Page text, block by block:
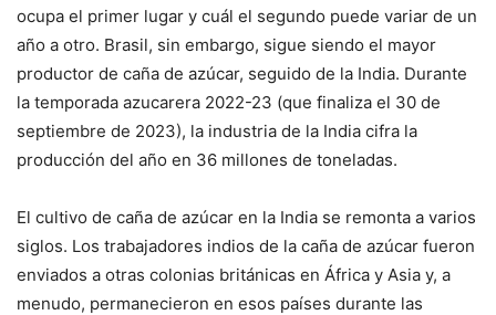
ocupa el primer lugar y cuál el segundo puede variar de un
año a otro. Brasil, sin embargo, sigue siendo el mayor
productor de caña de azúcar, seguido de la India. Durante
la temporada azucarera 2022-23 (que finaliza el 30 de
septiembre de 2023), la industria de la India cifra la
producción del año en 36 millones de toneladas.
El cultivo de caña de azúcar en la India se remonta a varios
siglos. Los trabajadores indios de la caña de azúcar fueron
enviados a otras colonias británicas en África y Asia y, a
menudo, permanecieron en esos países durante las